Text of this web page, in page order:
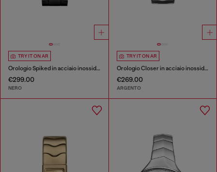
TRY IT ON AR
Orologio Spiked in acciaio inossidabile nero
€299.00
NERO
TRY IT ON AR
Orologio Closer in acciaio inossidabile
€269.00
ARGENTO